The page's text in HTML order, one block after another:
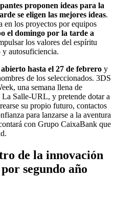
proponen ideas para la
se eligen las mejores ideas.
en los proyectos por equipos
el domingo por la tarde a
los valores del espíritu
autosuficiencia.
hasta el 27 de febrero y
de los seleccionados. 3DS
una semana llena de
Salle-URL, y pretende dotar a
su propio futuro, contactos
para lanzarse a la aventura
con Grupo CaixaBank que
de la innovación
segundo año